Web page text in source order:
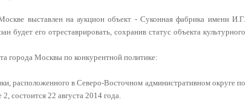
выставлен на аукцион объект - Суконная фабрика имени И.Г.
будет его отреставрировать, сохранив статус объекта культурного
Москвы по конкурентной политике:
расположенного в Северо-Восточном административном округе по
состоится 22 августа 2014 года.